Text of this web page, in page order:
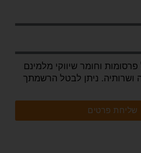
וחומר שיווקי מלמינם
ושרותיה. ניתן לבטל הרשמתך
שליחת פרטים